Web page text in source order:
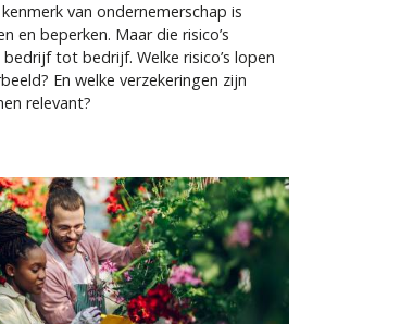
van ondernemerschap is
en beperken. Maar die risico’s
bedrijf tot bedrijf. Welke risico’s lopen
En welke verzekeringen zijn
relevant?